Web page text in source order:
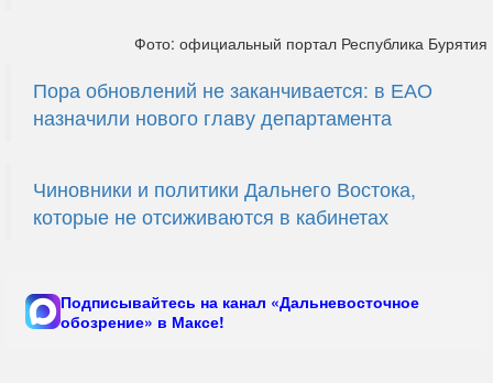
Фото: официальный портал Республика Бурятия
Пора обновлений не заканчивается: в ЕАО
назначили нового главу департамента
Чиновники и политики Дальнего Востока,
которые не отсиживаются в кабинетах
Подписывайтесь на канал «Дальневосточное
обозрение» в Максе!